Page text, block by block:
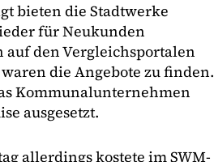
bieten die Stadtwerke
für Neukunden
auf den Vergleichsportalen
die Angebote zu finden.
Kommunalunternehmen
ausgesetzt.
allerdings kostete im SWM-